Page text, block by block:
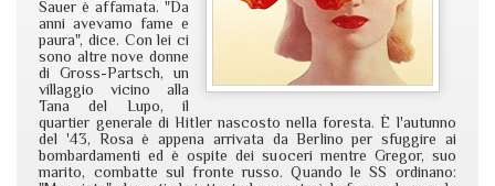
Sauer è affamata. "Da
anni avevamo fame e
paura", dice. Con lei ci
sono altre nove donne
di Gross-Partsch, un
villaggio vicino alla
Tana del Lupo, il
quartier generale di Hitler nascosto nella foresta. È l'autunno
del '43, Rosa è appena arrivata da Berlino per sfuggire ai
bombardamenti ed è ospite dei suoceri mentre Gregor, suo
marito, combatte sul fronte russo. Quando le SS ordinano: